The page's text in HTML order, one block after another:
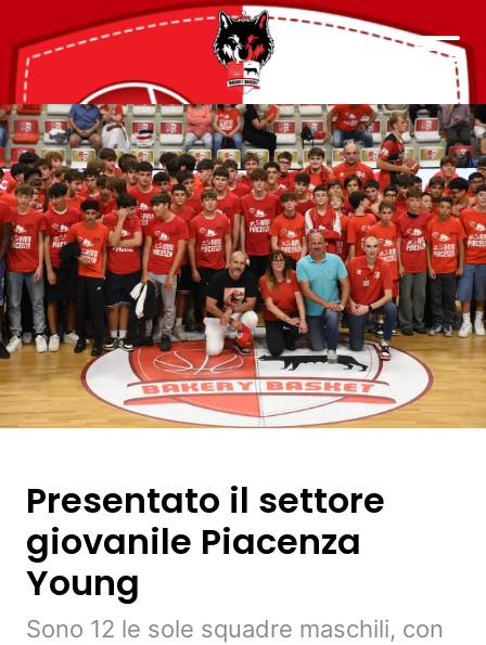
Presentato il settore
giovanile Piacenza
Young
Sono 12 le sole squadre maschili, con